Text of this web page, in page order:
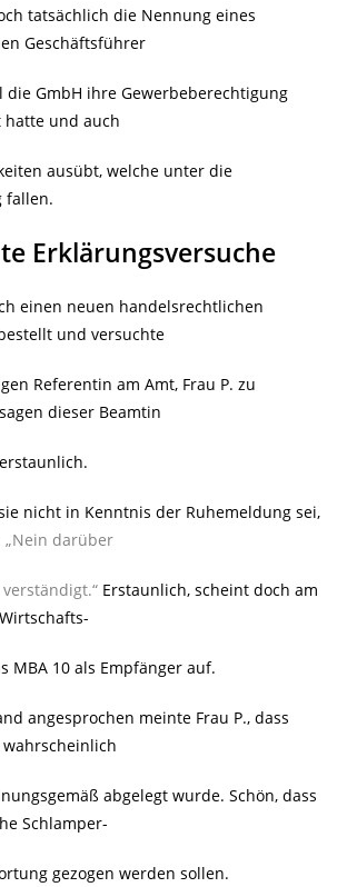
tatsächlich die Nennung eines
Geschäftsführer
die GmbH ihre Gewerbeberechtigung
und auch
ausübt, welche unter die
fallen.
Erklärungsversuche
einen neuen handelsrechtlichen
und versuchte
Referentin am Amt, Frau P. zu
dieser Beamtin
nicht in Kenntnis der Ruhemeldung sei,
„Nein darüber
Erstaunlich, scheint doch am
MBA 10 als Empfänger auf.
angesprochen meinte Frau P., dass
abgelegt wurde. Schön, dass
Schlamper-
gezogen werden sollen.